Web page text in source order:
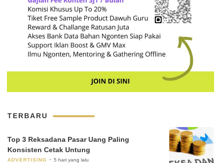
TERBARU
Top 3 Reksadana Pasar Uang Paling
Konsisten Cetak Untung
ADVERTISING 5 hari yang lalu